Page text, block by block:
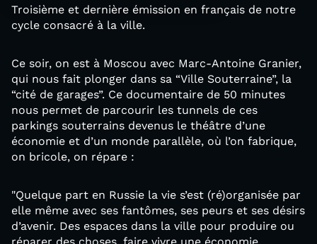
Troisième et dernière émission en français de notre
cycle consacré à la ville.
Ce soir, on est à Moscou avec Marc-Antoine Granier,
qui nous fait plonger dans sa “Ville Souterraine”, la
“cité de garages”. Ce documentaire de 50 minutes
nous permet de parcourir les tunnels de ces
parkings souterrains devenus le théâtre d’une
économie et d’un monde parallèle, où l’on fabrique,
on bricole, on répare :
"Quelque part en Russie la vie s’est (ré)organisée par
elle même avec ses fantômes, ses peurs et ses désirs
d’avenir. Des espaces dans la ville pour produire ou